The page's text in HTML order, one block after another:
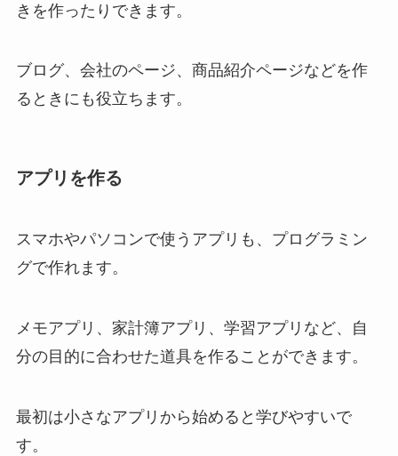
きを作ったりできます。
ブログ、会社のページ、商品紹介ページなどを作
るときにも役立ちます。
アプリを作る
スマホやパソコンで使うアプリも、プログラミン
グで作れます。
メモアプリ、家計簿アプリ、学習アプリなど、自
分の目的に合わせた道具を作ることができます。
最初は小さなアプリから始めると学びやすいで
す。